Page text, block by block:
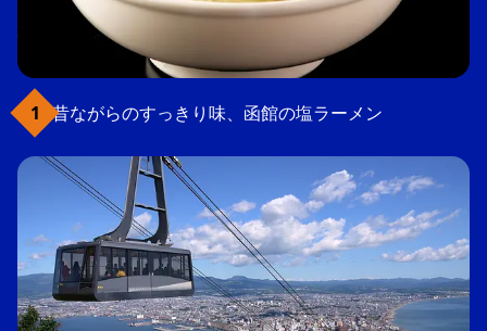
昔ながらのすっきり味、函館の塩ラーメン